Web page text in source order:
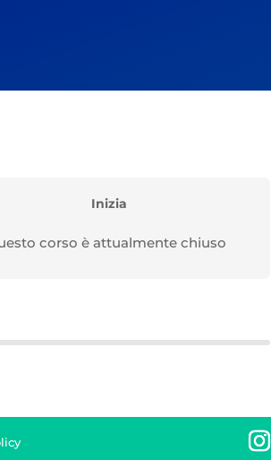
Inizia
corso è attualmente chiuso